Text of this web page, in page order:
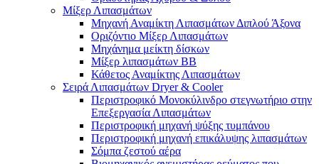
Μίξερ Λιπασμάτων
Μηχανή Αναμίκτη Λιπασμάτων Διπλού Άξονα
Οριζόντιο Μίξερ Λιπασμάτων
Μηχάνημα μείκτη δίσκων
Μίξερ λιπασμάτων BB
Κάθετος Αναμίκτης Λιπασμάτων
Σειρά Λιπασμάτων Dryer & Cooler
Περιστροφικό Μονοκύλινδρο στεγνωτήριο στην
Επεξεργασία Λιπασμάτων
Περιστροφική μηχανή ψύξης τυμπάνου
Περιστροφική μηχανή επικάλυψης λιπασμάτων
Σόμπα ζεστού αέρα